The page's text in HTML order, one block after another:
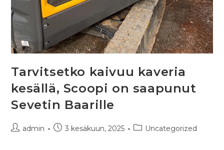
Tarvitsetko kaivuu kaveria
kesällä, Scoopi on saapunut
Sevetin Baarille
admin 3 kesäkuun, 2025 Uncategorized